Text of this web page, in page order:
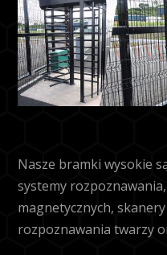
Nasze bramki wysokie
systemy
magnetycznych,
rozpoznawania twarzy